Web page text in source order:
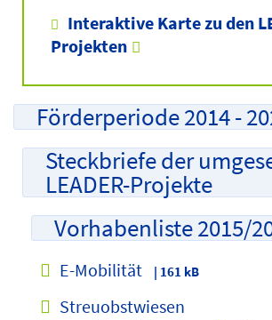
Interaktive Karte zu den
Projekten
Förderperiode 2014 -
Steckbriefe der
LEADER-Projekte
Vorhabenliste 2015/
E-Mobilität | 161 kB
Streuobstwiesen